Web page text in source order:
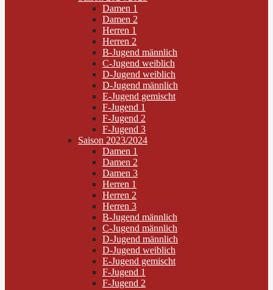
Damen 1
Damen 2
Herren 1
Herren 2
B-Jugend männlich
C-Jugend weiblich
D-Jugend weiblich
D-Jugend männlich
E-Jugend gemischt
F-Jugend 1
F-Jugend 2
F-Jugend 3
Saison 2023/2024
Damen 1
Damen 2
Damen 3
Herren 1
Herren 2
Herren 3
B-Jugend männlich
C-Jugend männlich
D-Jugend männlich
D-Jugend weiblich
E-Jugend gemischt
F-Jugend 1
F-Jugend 2